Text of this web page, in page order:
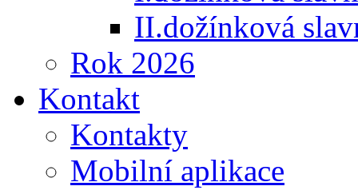
II.dožínková
Rok 2026
Kontakt
Kontakty
Mobilní aplikace